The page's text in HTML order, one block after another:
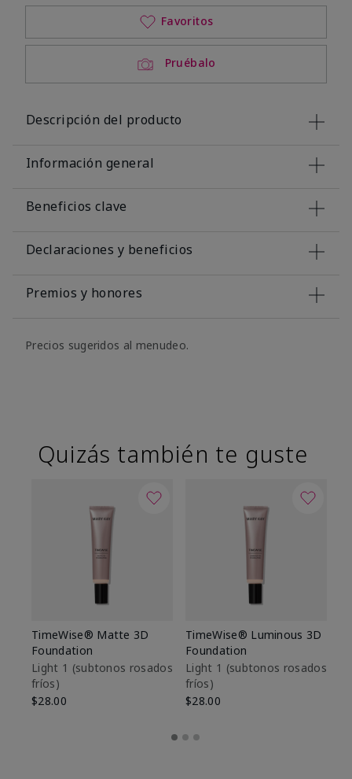
Pruébalo
Favoritos
Descripción del producto
Información general
Beneficios clave
Declaraciones y beneficios
Premios y honores
Precios sugeridos al menudeo.
Quizás también te guste
TimeWise® Matte 3D
Foundation
Light 1​ (subtonos rosados
fríos)
$28.00
TimeWise® Luminous 3D
Foundation
Light 1​ (subtonos rosados
fríos)
$28.00